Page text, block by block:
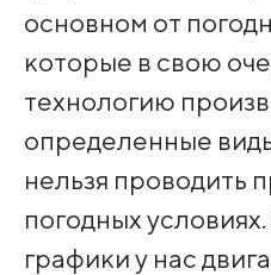
основном от
которые в свою
технологию
определенные
нельзя проводить
погодных
графики у нас